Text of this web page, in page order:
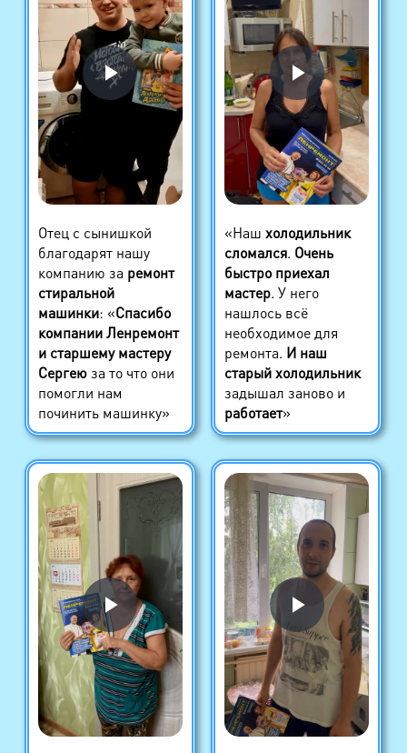
Отец с сынишкой
благодарят нашу
компанию за ремонт
стиральной
машинки: «Спасибо
компании Ленремонт
и старшему мастеру
Сергеюза то что они
помогли нам
починить машинку»
«Наш холодильник
сломался. Очень
быстро приехал
мастер. У него
нашлось всё
необходимое для
ремонта. И наш
старый холодильник
задышал заново и
работает»